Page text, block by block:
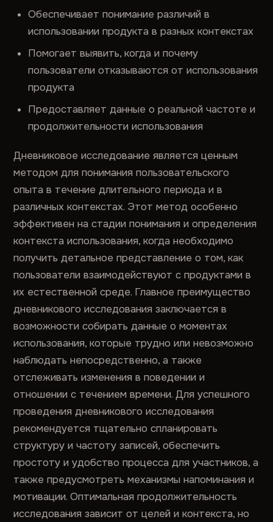
Обеспечивает понимание различий в
использовании продукта в разных контекстах
Помогает выявить, когда и почему
пользователи отказываются от использования
продукта
Предоставляет данные о реальной частоте и
продолжительности использования
Дневниковое исследование является ценным
методом для понимания пользовательского
опыта в течение длительного периода и в
различных контекстах. Этот метод особенно
эффективен на стадии понимания и определения
контекста использования, когда необходимо
получить детальное представление о том, как
пользователи взаимодействуют с продуктами в
их естественной среде. Главное преимущество
дневникового исследования заключается в
возможности собирать данные о моментах
использования, которые трудно или невозможно
наблюдать непосредственно, а также
отслеживать изменения в поведении и
отношении с течением времени. Для успешного
проведения дневникового исследования
рекомендуется тщательно спланировать
структуру и частоту записей, обеспечить
простоту и удобство процесса для участников, а
также предусмотреть механизмы напоминания и
мотивации. Оптимальная продолжительность
исследования зависит от целей и контекста, но